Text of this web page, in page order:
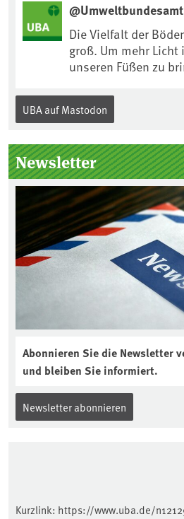
weitere Fragen auf
www.uba.de/
#Klimawandel
Die Vielfalt der
groß. Um mehr
unseren Füßen zu
Internationalen Tag
„Boden des Jahres“
Kuratorium, wie
Jahres ausgewählt
eigentlich während
Bodenjahres? Infos
aktuellen Podcast „Soilcast“. Jetzt
reinhören:
https://soilcast.de/
interview-die-kuer-
UBA auf Mastodon
Newsletter
Abonnieren Sie die Newsletter
und bleiben Sie informiert.
Newsletter abonnieren
Kurzlink: https://www.uba.de/